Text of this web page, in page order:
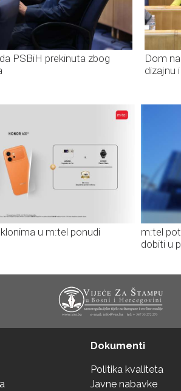
PSBiH prekinuta zbog
Dom
dizajnu
u m:tel ponudi
m:tel
dobiti u
Dokumenti
Politika kvaliteta
Javne nabavke